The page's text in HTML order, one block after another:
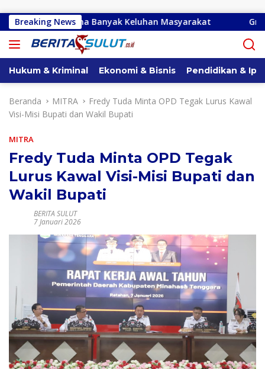
Breaking News
Terima Banyak Keluhan Masyarakat Gracia
Hukum & Kriminal Ekonomi & Bisnis Pendidikan &
Beranda MITRA
Fredy Tuda Minta OPD Tegak Lurus Kawal
Visi-Misi Bupati dan Wakil Bupati
MITRA
Fredy Tuda Minta OPD Tegak
Lurus Kawal Visi-Misi Bupati dan
Wakil Bupati
BERITA SULUT
7 Januari 2026